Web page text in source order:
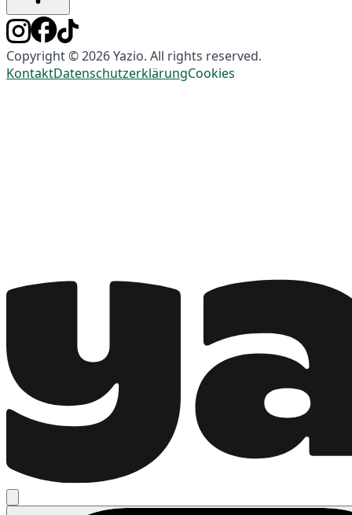
Copyright © 2026 Yazio. All rights reserved.
KontaktDatenschutzerklärungCookies